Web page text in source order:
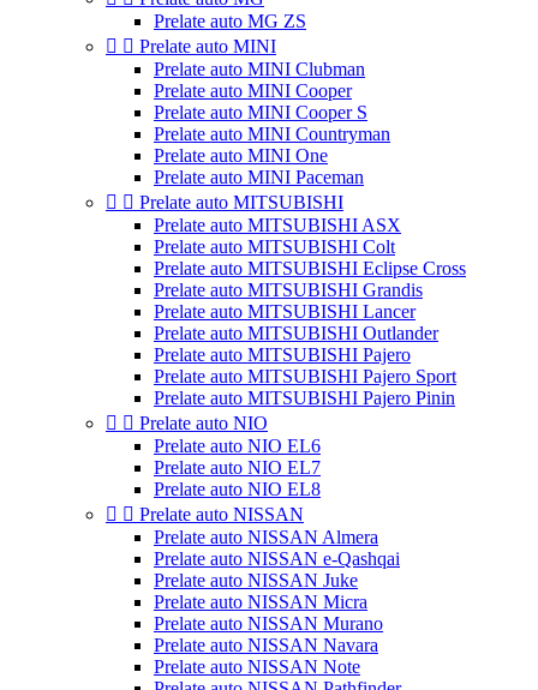
Prelate auto MG ZS
  Prelate auto MINI
Prelate auto MINI Clubman
Prelate auto MINI Cooper
Prelate auto MINI Cooper S
Prelate auto MINI Countryman
Prelate auto MINI One
Prelate auto MINI Paceman
  Prelate auto MITSUBISHI
Prelate auto MITSUBISHI ASX
Prelate auto MITSUBISHI Colt
Prelate auto MITSUBISHI Eclipse Cross
Prelate auto MITSUBISHI Grandis
Prelate auto MITSUBISHI Lancer
Prelate auto MITSUBISHI Outlander
Prelate auto MITSUBISHI Pajero
Prelate auto MITSUBISHI Pajero Sport
Prelate auto MITSUBISHI Pajero Pinin
  Prelate auto NIO
Prelate auto NIO EL6
Prelate auto NIO EL7
Prelate auto NIO EL8
  Prelate auto NISSAN
Prelate auto NISSAN Almera
Prelate auto NISSAN e-Qashqai
Prelate auto NISSAN Juke
Prelate auto NISSAN Micra
Prelate auto NISSAN Murano
Prelate auto NISSAN Navara
Prelate auto NISSAN Note